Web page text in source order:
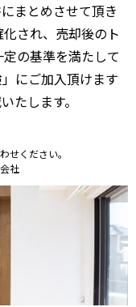
まとめさせて頂き
され、売却後のト
の基準を満たして
にご加入頂けます
たします。
せください。
社